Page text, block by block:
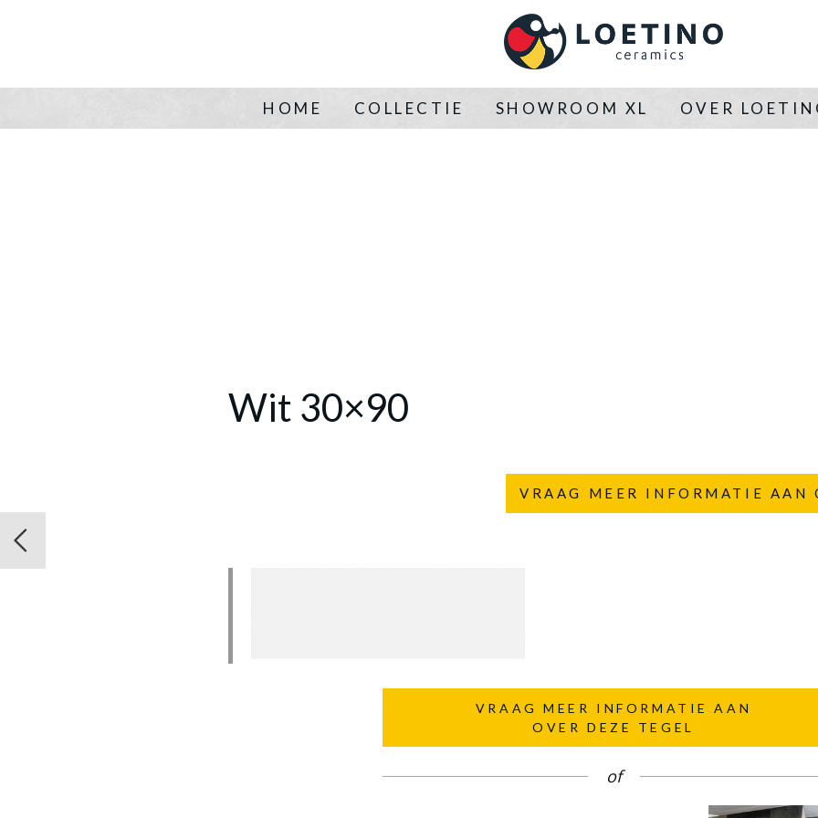
HOME COLLECTIE SHOWROOM XL OVER
Wit 30×90
VRAAG MEER INFORMATIE AAN
VRAAG MEER INFORMATIE AAN
OVER DEZE TEGEL
of